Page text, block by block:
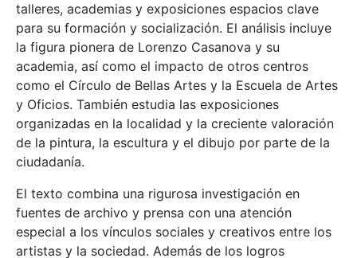
talleres, academias y exposiciones espacios clave
para su formación y socialización. El análisis incluye
la figura pionera de Lorenzo Casanova y su
academia, así como el impacto de otros centros
como el Círculo de Bellas Artes y la Escuela de Artes
y Oficios. También estudia las exposiciones
organizadas en la localidad y la creciente valoración
de la pintura, la escultura y el dibujo por parte de la
ciudadanía.
El texto combina una rigurosa investigación en
fuentes de archivo y prensa con una atención
especial a los vínculos sociales y creativos entre los
artistas y la sociedad. Además de los logros